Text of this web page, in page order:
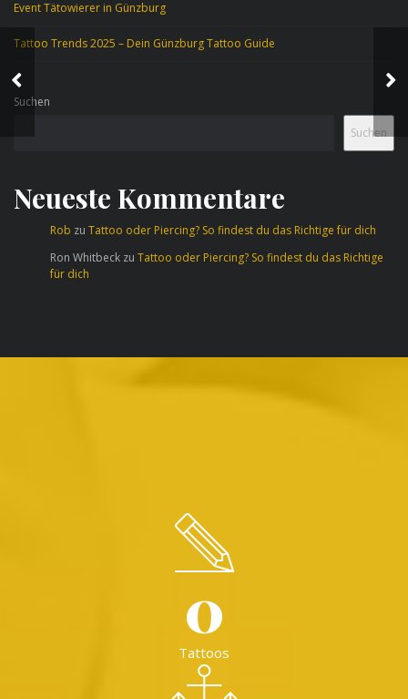
Event Tätowierer in Günzburg
Tattoo Trends 2025 – Dein Günzburg Tattoo Guide
Suchen
Suchen
Neueste Kommentare
Rob zu Tattoo oder Piercing? So findest du das Richtige für dich
Ron Whitbeck zu Tattoo oder Piercing? So findest du das Richtige
für dich
Stils
0
Tattoos